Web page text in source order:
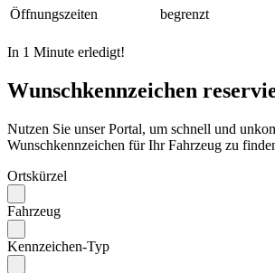
Öffnungszeiten begrenzt
In 1 Minute erledigt!
Wunschkennzeichen
Nutzen Sie unser Portal, um schnell und
Wunschkennzeichen für Ihr Fahrzeug zu
Ortskürzel
Fahrzeug
Kennzeichen-Typ